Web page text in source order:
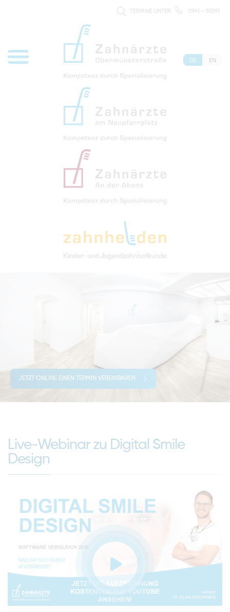
TERMINE UNTER 0941 - 51091
DE EN
JETZT ONLINE EINEN TERMIN VEREINBAREN
Live-Webinar zu Digital Smile
Design